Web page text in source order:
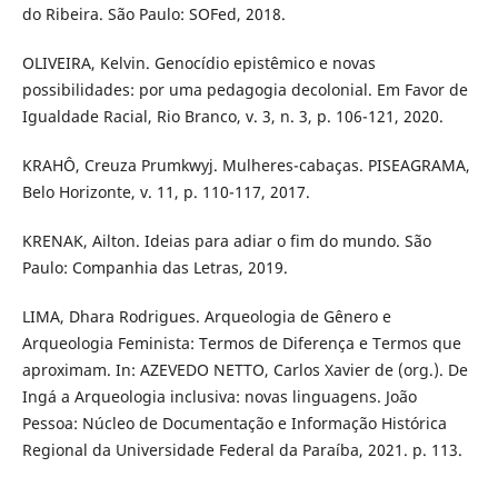
do Ribeira. São Paulo: SOFed, 2018.
OLIVEIRA, Kelvin. Genocídio epistêmico e novas
possibilidades: por uma pedagogia decolonial. Em Favor de
Igualdade Racial, Rio Branco, v. 3, n. 3, p. 106-121, 2020.
KRAHÔ, Creuza Prumkwyj. Mulheres-cabaças. PISEAGRAMA,
Belo Horizonte, v. 11, p. 110-117, 2017.
KRENAK, Ailton. Ideias para adiar o fim do mundo. São
Paulo: Companhia das Letras, 2019.
LIMA, Dhara Rodrigues. Arqueologia de Gênero e
Arqueologia Feminista: Termos de Diferença e Termos que
aproximam. In: AZEVEDO NETTO, Carlos Xavier de (org.). De
Ingá a Arqueologia inclusiva: novas linguagens. João
Pessoa: Núcleo de Documentação e Informação Histórica
Regional da Universidade Federal da Paraíba, 2021. p. 113.